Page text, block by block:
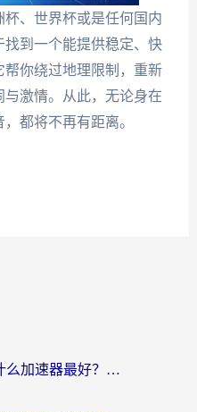
、世界杯或是任何国内
到一个能提供稳定、快
你绕过地理限制，重新
激情。从此，无论身在
都将不再有距离。
国外玩国服龙之谷用什么加速器最好？一份给海外游子的终极指南